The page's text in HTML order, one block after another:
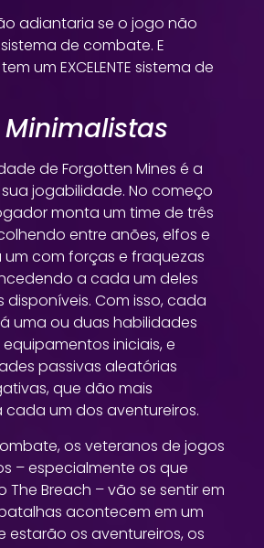
adiantaria se o jogo não
de combate. E
um EXCELENTE sistema de
de Forgotten Mines é a
jogabilidade. No começo
monta um time de três
entre anões, elfos e
com forças e fraquezas
a cada um deles
disponíveis. Com isso, cada
uma ou duas habilidades
iniciais, e
passivas aleatórias
que dão mais
um dos aventureiros.
os veteranos de jogos
– especialmente os que
The Breach – vão se sentir em
acontecem em um
estarão os aventureiros, os